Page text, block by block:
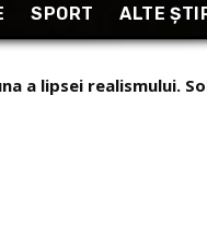
SPORT ALTE
a lipsei realismului.
“țara care se uită în